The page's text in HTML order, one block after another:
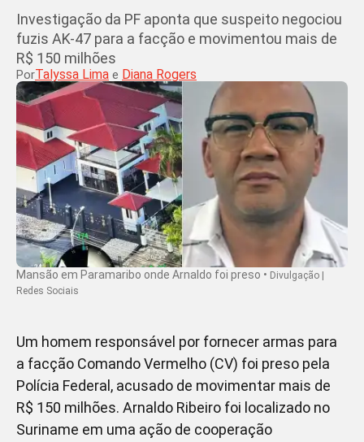
Investigação da PF aponta que suspeito negociou
fuzis AK-47 para a facção e movimentou mais de
R$ 150 milhões
PorTalyssa Lima e Diana Rogers
Mansão em Paramaribo onde Arnaldo foi preso • Divulgação |
Redes Sociais
Um homem responsável por fornecer armas para
a facção Comando Vermelho (CV) foi preso pela
Polícia Federal, acusado de movimentar mais de
R$ 150 milhões. Arnaldo Ribeiro foi localizado no
Suriname em uma ação de cooperação